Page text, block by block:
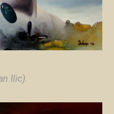
Ilic).